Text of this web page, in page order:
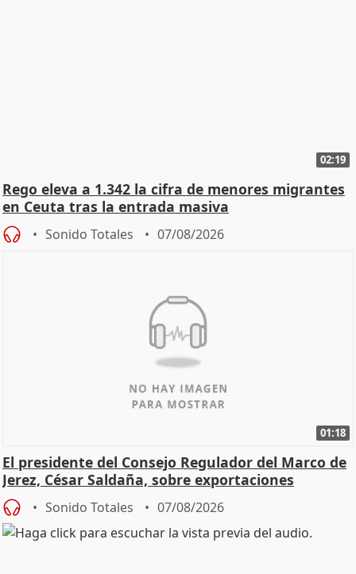
02:19
Rego eleva a 1.342 la cifra de menores migrantes
en Ceuta tras la entrada masiva
Sonido Totales 07/08/2026
01:18
El presidente del Consejo Regulador del Marco de
Jerez, César Saldaña, sobre exportaciones
Sonido Totales 07/08/2026